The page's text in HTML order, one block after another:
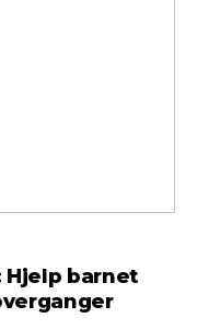
Hjelp barnet